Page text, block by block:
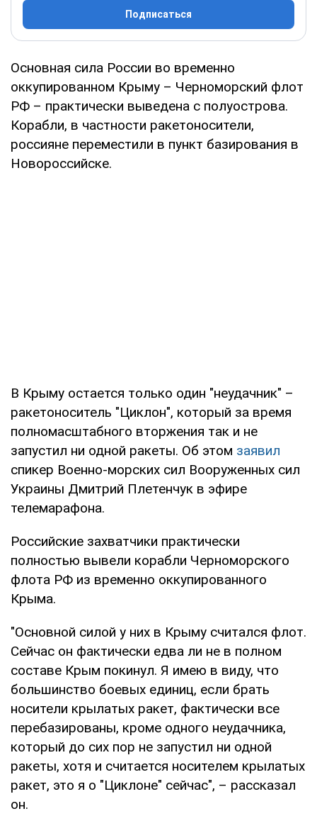
Подписаться
Основная сила России во временно
оккупированном Крыму – Черноморский флот
РФ – практически выведена с полуострова.
Корабли, в частности ракетоносители,
россияне переместили в пункт базирования в
Новороссийске.
В Крыму остается только один "неудачник" –
ракетоноситель "Циклон", который за время
полномасштабного вторжения так и не
запустил ни одной ракеты. Об этом заявил
спикер Военно-морских сил Вооруженных сил
Украины Дмитрий Плетенчук в эфире
телемарафона.
Российские захватчики практически
полностью вывели корабли Черноморского
флота РФ из временно оккупированного
Крыма.
"Основной силой у них в Крыму считался флот.
Сейчас он фактически едва ли не в полном
составе Крым покинул. Я имею в виду, что
большинство боевых единиц, если брать
носители крылатых ракет, фактически все
перебазированы, кроме одного неудачника,
который до сих пор не запустил ни одной
ракеты, хотя и считается носителем крылатых
ракет, это я о "Циклоне" сейчас", – рассказал
он.